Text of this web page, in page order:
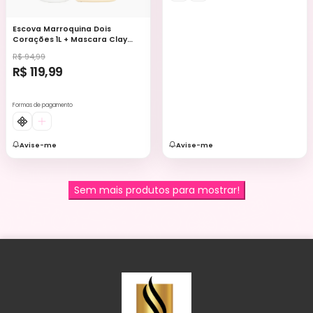
Escova Marroquina Dois
Corações 1L + Mascara Clay
R$ 94,99
R$ 119,99
Formas de pagamento
Avise-me Avise-me
Sem mais produtos para mostrar!